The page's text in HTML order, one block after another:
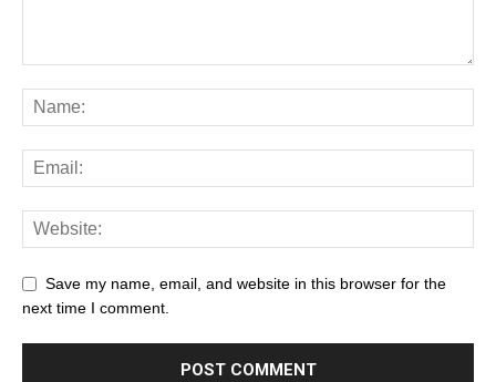
Save my name, email, and website in this browser for the
next time I comment.